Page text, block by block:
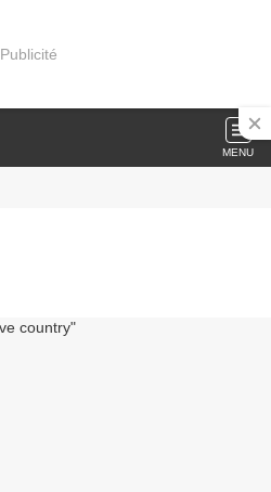
Publicité
MENU